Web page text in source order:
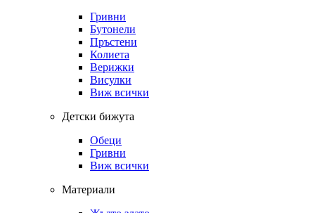
Гривни
Бутонели
Пръстени
Колиета
Верижки
Висулки
Виж всички
Детски бижута
Обеци
Гривни
Виж всички
Материали